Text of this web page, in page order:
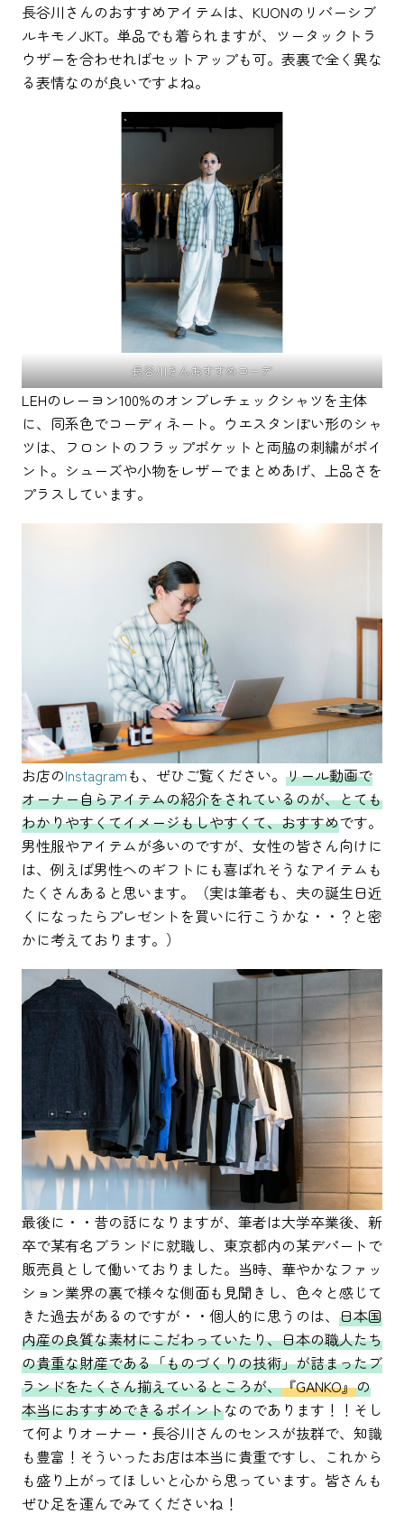
長谷川さんのおすすめアイテムは、KUONのリバーシブ
ルキモノJKT。単品でも着られますが、ツータックトラ
ウザーを合わせればセットアップも可。表裏で全く異な
る表情なのが良いですよね。
長谷川さんおすすめコーデ
LEHのレーヨン100%のオンブレチェックシャツを主体
に、同系色でコーディネート。ウエスタンぽい形のシャ
ツは、フロントのフラップポケットと両脇の刺繍がポイ
ント。シューズや小物をレザーでまとめあげ、上品さを
プラスしています。
お店のInstagramも、ぜひご覧ください。 リール動画で
オーナー自らアイテムの紹介をされているのが、とても
わかりやすくてイメージもしやすくて、おすすめです。
男性服やアイテムが多いのですが、女性の皆さん向けに
は、例えば男性へのギフトにも喜ばれそうなアイテムも
たくさんあると思います。（実は筆者も、夫の誕生日近
くになったらプレゼントを買いに行こうかな・・？と密
かに考えております。）
最後に・・昔の話になりますが、筆者は大学卒業後、新
卒で某有名ブランドに就職し、東京都内の某デパートで
販売員として働いておりました。当時、華やかなファッ
ション業界の裏で様々な側面も見聞きし、色々と感じて
きた過去があるのですが・・個人的に思うのは、 日本国
内産の良質な素材にこだわっていたり、日本の職人たち
の貴重な財産である「ものづくりの技術」が詰まったブ
ランドをたくさん揃えているところが、『GANKO』の
本当におすすめできるポイントなのであります！！そし
て何よりオーナー・長谷川さんのセンスが抜群で、知識
も豊富！そういったお店は本当に貴重ですし、これから
も盛り上がってほしいと心から思っています。皆さんも
ぜひ足を運んでみてくださいね！